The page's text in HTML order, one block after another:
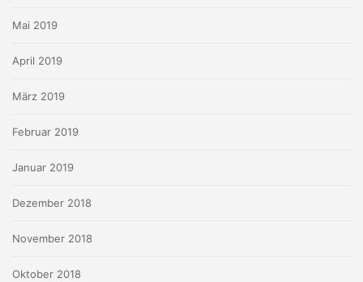
Mai 2019
April 2019
März 2019
Februar 2019
Januar 2019
Dezember 2018
November 2018
Oktober 2018